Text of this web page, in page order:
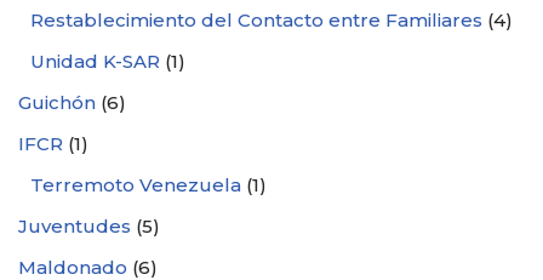
Restablecimiento del Contacto entre Familiares (4)
Unidad K-SAR (1)
Guichón (6)
IFCR (1)
Terremoto Venezuela (1)
Juventudes (5)
Maldonado (6)